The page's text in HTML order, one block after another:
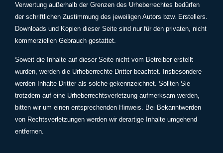
Verwertung außerhalb der Grenzen des Urheberrechtes bedürfen
der schriftlichen Zustimmung des jeweiligen Autors bzw. Erstellers.
Downloads und Kopien dieser Seite sind nur für den privaten, nicht
kommerziellen Gebrauch gestattet.
Soweit die Inhalte auf dieser Seite nicht vom Betreiber erstellt
wurden, werden die Urheberrechte Dritter beachtet. Insbesondere
werden Inhalte Dritter als solche gekennzeichnet. Sollten Sie
trotzdem auf eine Urheberrechtsverletzung aufmerksam werden,
bitten wir um einen entsprechenden Hinweis. Bei Bekanntwerden
von Rechtsverletzungen werden wir derartige Inhalte umgehend
entfernen.